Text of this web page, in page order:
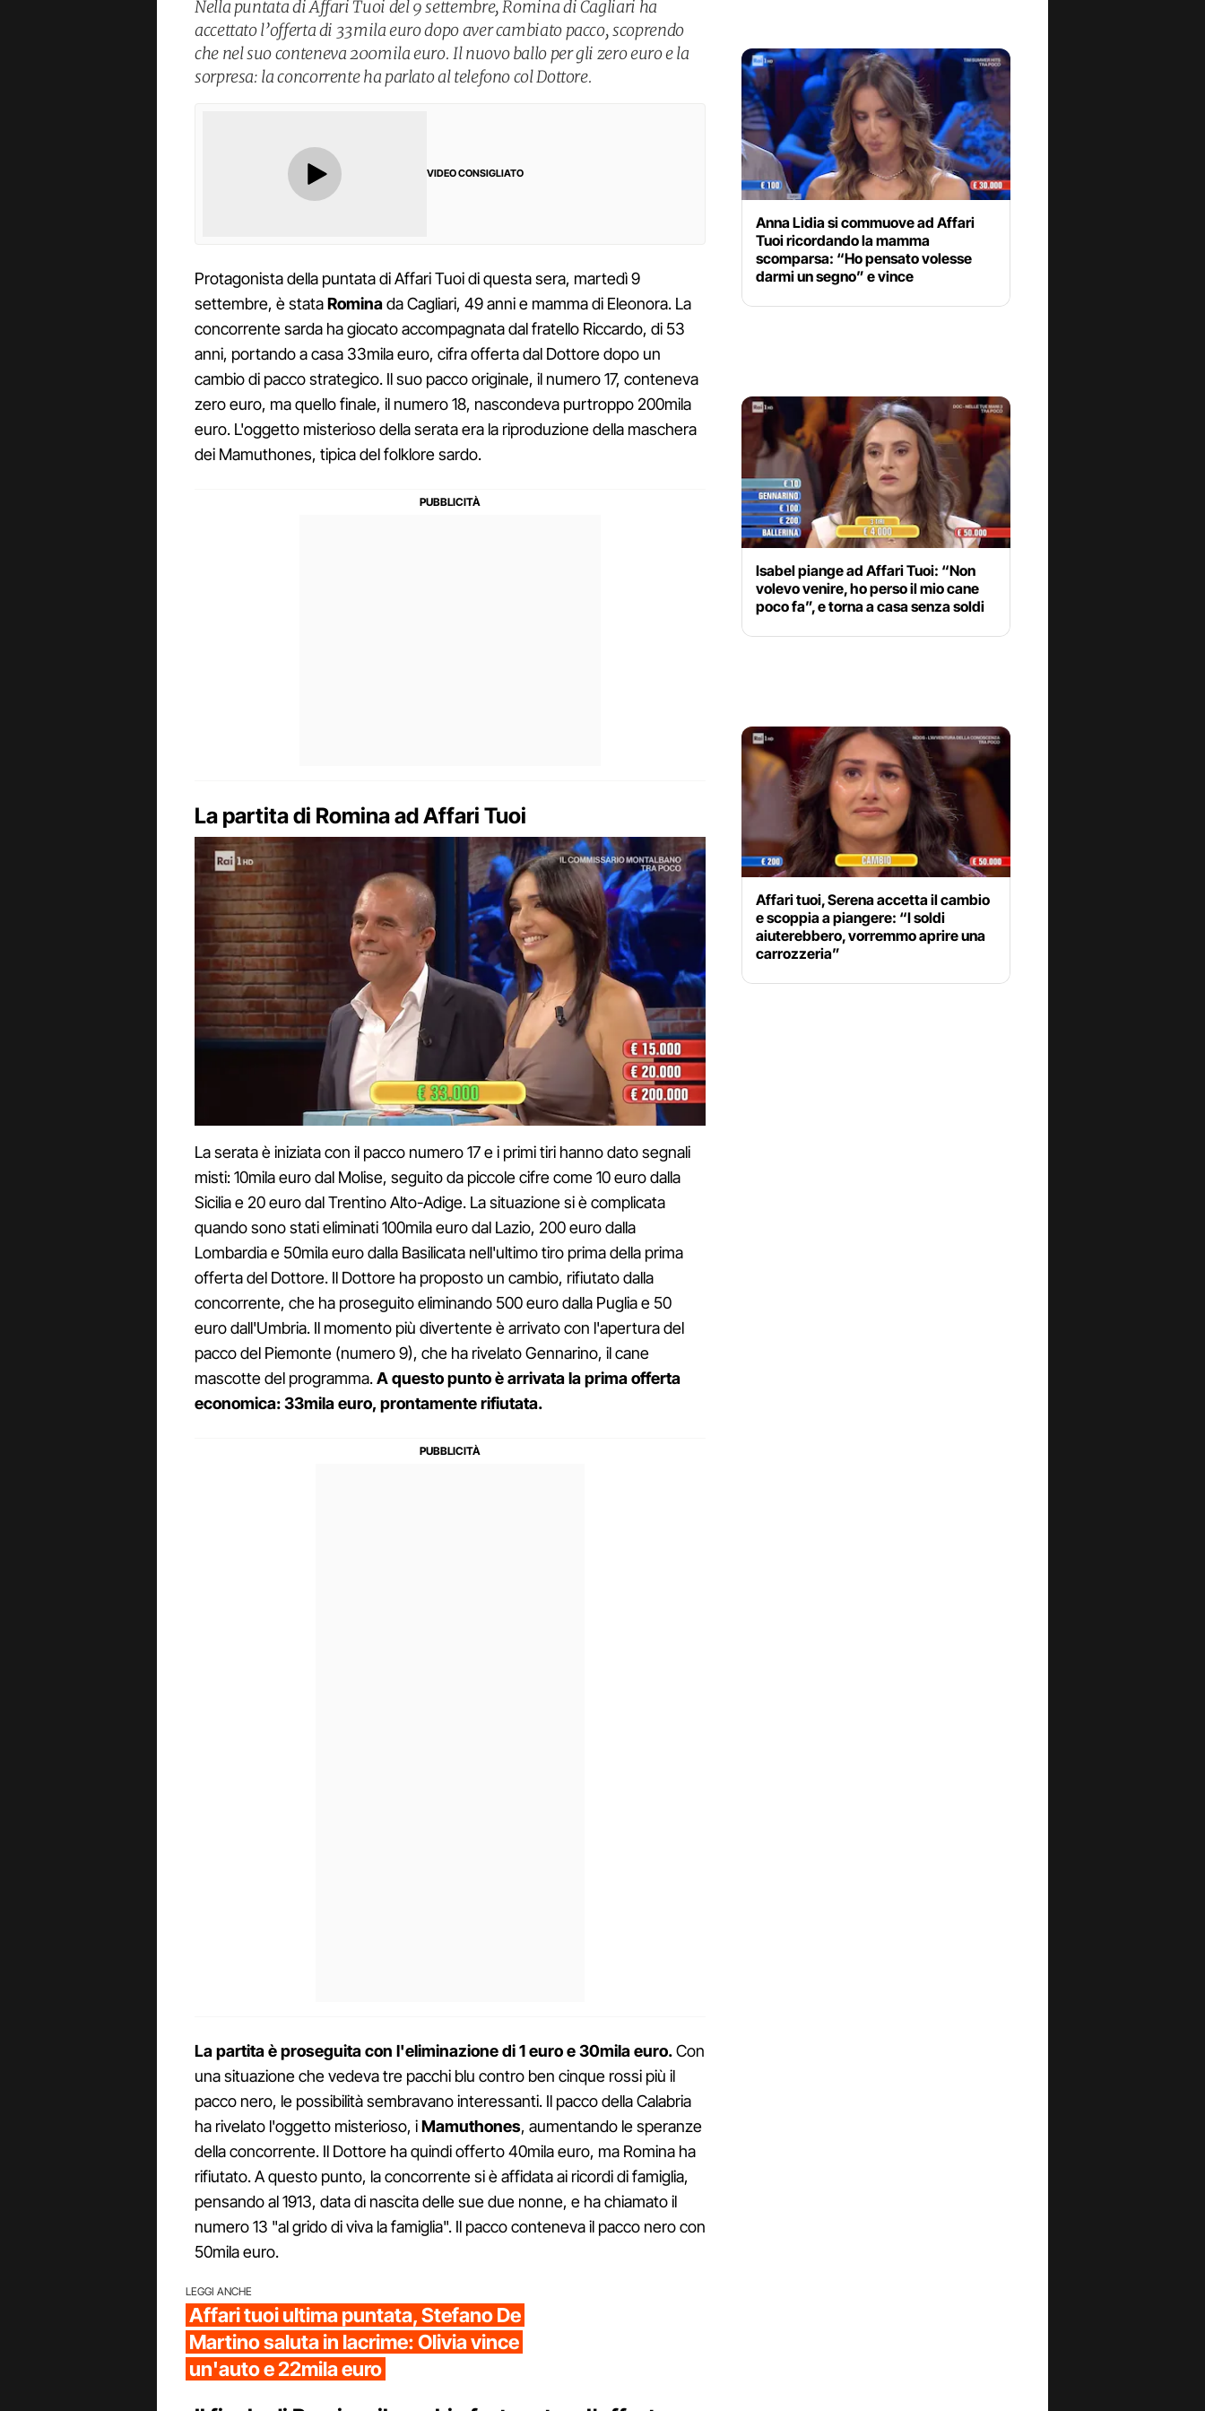
Nella puntata di Affari Tuoi del 9 settembre, Romina di Cagliari ha
accettato l’offerta di 33mila euro dopo aver cambiato pacco, scoprendo
che nel suo conteneva 200mila euro. Il nuovo ballo per gli zero euro e la
sorpresa: la concorrente ha parlato al telefono col Dottore.
VIDEO CONSIGLIATO
Protagonista della puntata di Affari Tuoi di questa sera, martedì 9
settembre, è stataRominada Cagliari, 49 anni e mamma di Eleonora. La
concorrente sarda ha giocato accompagnata dal fratello Riccardo, di 53
anni, portando a casa 33mila euro, cifra offerta dal Dottore dopo un
cambio di pacco strategico. Il suo pacco originale, il numero 17, conteneva
zero euro, ma quello finale, il numero 18, nascondeva purtroppo 200mila
euro. L'oggetto misterioso della serata era la riproduzione della maschera
dei Mamuthones, tipica del folklore sardo.
La partita di Romina ad Affari Tuoi
La serata è iniziata con il pacco numero 17 e i primi tiri hanno dato segnali
misti: 10mila euro dal Molise, seguito da piccole cifre come 10 euro dalla
Sicilia e 20 euro dal Trentino Alto-Adige. La situazione si è complicata
quando sono stati eliminati 100mila euro dal Lazio, 200 euro dalla
Lombardia e 50mila euro dalla Basilicata nell'ultimo tiro prima della prima
offerta del Dottore. Il Dottore ha proposto un cambio, rifiutato dalla
concorrente, che ha proseguito eliminando 500 euro dalla Puglia e 50
euro dall'Umbria. Il momento più divertente è arrivato con l'apertura del
pacco del Piemonte (numero 9), che ha rivelato Gennarino, il cane
mascotte del programma.A questo punto è arrivata la prima offerta
economica: 33mila euro, prontamente rifiutata.
La partita è proseguita con l'eliminazione di 1 euro e 30mila euro.Con
una situazione che vedeva tre pacchi blu contro ben cinque rossi più il
pacco nero, le possibilità sembravano interessanti. Il pacco della Calabria
ha rivelato l'oggetto misterioso, iMamuthones, aumentando le speranze
della concorrente. Il Dottore ha quindi offerto 40mila euro, ma Romina ha
rifiutato. A questo punto, la concorrente si è affidata ai ricordi di famiglia,
pensando al 1913, data di nascita delle sue due nonne, e ha chiamato il
numero 13 "al grido di viva la famiglia". Il pacco conteneva il pacco nero con
50mila euro.
LEGGI ANCHE
Affari tuoi ultima puntata, Stefano De
Martino saluta in lacrime: Olivia vince
un'auto e 22mila euro
Anna Lidia si commuove ad Affari
Tuoi ricordando la mamma
scomparsa: “Ho pensato volesse
darmi un segno” e vince
Isabel piange ad Affari Tuoi: “Non
volevo venire, ho perso il mio cane
poco fa”, e torna a casa senza soldi
Affari tuoi, Serena accetta il cambio
e scoppia a piangere: “I soldi
aiuterebbero, vorremmo aprire una
carrozzeria”